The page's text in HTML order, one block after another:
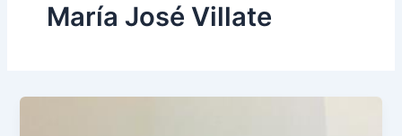
María José Villate